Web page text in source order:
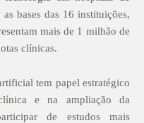
bases das 16 instituições,
mais de 1 milhão de
clínicas.
tem papel estratégico
e na ampliação da
de estudos mais